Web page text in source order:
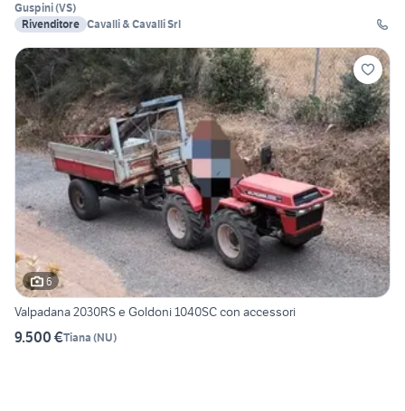
Guspini(VS)
Rivenditore Cavalli & Cavalli Srl
6
Valpadana 2030RS e Goldoni 1040SC con accessori
9.500 €Tiana (NU)